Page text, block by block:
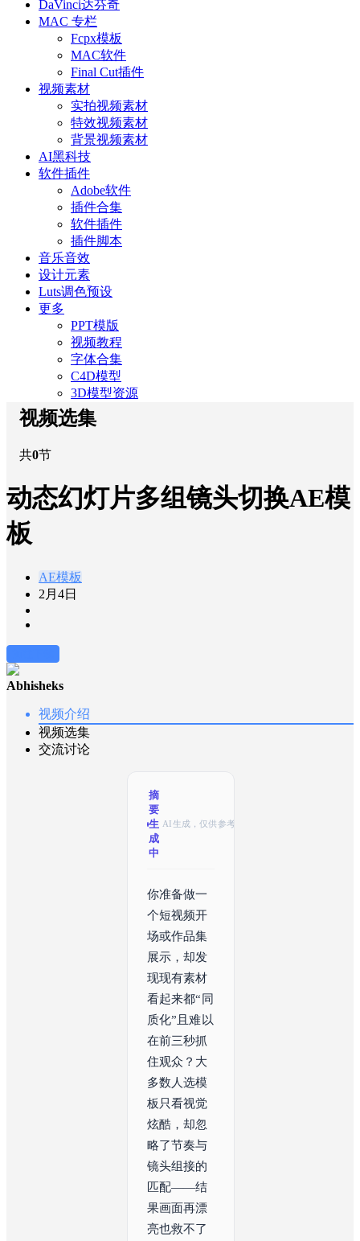
DaVinci达芬奇
MAC 专栏
Fcpx模板
MAC软件
Final Cut插件
视频素材
实拍视频素材
特效视频素材
背景视频素材
AI黑科技
软件插件
Adobe软件
插件合集
软件插件
插件脚本
音乐音效
设计元素
Luts调色预设
更多
PPT模版
视频教程
字体合集
C4D模型
3D模型资源
视频选集
共0节
动态幻灯片多组镜头切换AE模
板
AE模板
2月4日
Abhisheks
视频介绍
视频选集
交流讨论
摘
要
生
成
中
AI生成，仅供参考
你准备做一
个短视频开
场或作品集
展示，却发
现现有素材
看起来都“同
质化”且难以
在前三秒抓
住观众？大
多数人选模
板只看视觉
炫酷，却忽
略了节奏与
镜头组接的
匹配——结
果画面再漂
亮也救不了